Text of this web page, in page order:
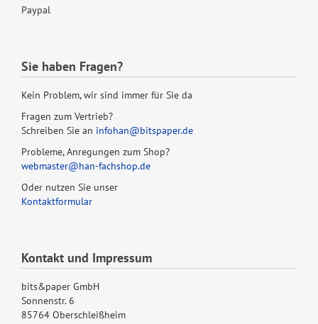
Paypal
Sie haben Fragen?
Kein Problem, wir sind immer für Sie da
Fragen zum Vertrieb?
Schreiben Sie an infohan@bitspaper.de
Probleme, Anregungen zum Shop?
webmaster@han-fachshop.de
Oder nutzen Sie unser
Kontaktformular
Kontakt und Impressum
bits&paper GmbH
Sonnenstr. 6
85764 Oberschleißheim